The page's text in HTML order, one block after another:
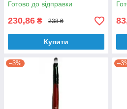
Готово до відправки
230,86 ₴ 238 ₴
Купити
–3%